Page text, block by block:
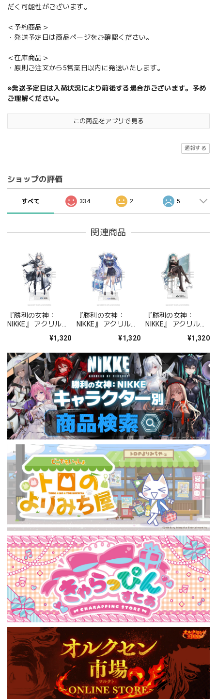
だく可能性がございます。
＜予約商品＞
・発送予定日は商品ページをご確認ください。
＜在庫商品＞
・原則ご注文から5営業日以内に発送いたします。
※発送予定日は入荷状況により前後する場合がございます。予め
ご理解ください。
この商品をアプリで見る
通報する
ショップの評価
すべて 334 2 5
関連商品
『勝利の女神：
NIKKE』 アクリルス
¥1,320
『勝利の女神：
NIKKE』 アクリルス
ォーチュンメイト
¥1,320
『勝利の女神：
NIKKE』 アクリルス
シャープレッスン
¥1,320